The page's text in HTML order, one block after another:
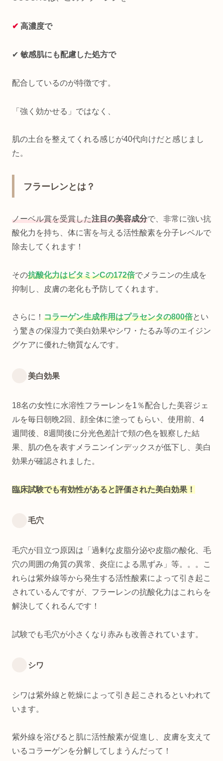
✔ 高濃度で
✔ 敏感肌にも配慮した処方で
配合しているのが特徴です。
「強く効かせる」ではなく、
肌の土台を整えてくれる感じが40代向けだと感じまし
た。
フラーレンとは？
ノーベル賞を受賞した注目の美容成分で、非常に強い抗
酸化力を持ち、体に害を与える活性酸素を分子レベルで
除去してくれます！
その抗酸化力はビタミンCの172倍でメラニンの生成を
抑制し、皮膚の老化も予防してくれます。
さらに！ コラーゲン生成作用はプラセンタの800倍とい
う驚きの保湿力で美白効果やシワ・たるみ等のエイジン
グケアに優れた物質なんです。
美白効果
18名の女性に水溶性フラーレンを1％配合した美容ジェ
ルを毎日朝晩2回、顔全体に塗ってもらい、使用前、4
週間後、8週間後に分光色差計で頬の色を観察した結
果、肌の色を表すメラニンインデックスが低下し、美白
効果が確認されました。
臨床試験でも有効性があると評価された美白効果！
毛穴
毛穴が目立つ原因は「過剰な皮脂分泌や皮脂の酸化、毛
穴の周囲の角質の異常、炎症による黒ずみ」等。。。こ
れらは紫外線等から発生する活性酸素によって引き起こ
されているんですが、フラーレンの抗酸化力はこれらを
解決してくれるんです！
試験でも毛穴が小さくなり赤みも改善されています。
シワ
シワは紫外線と乾燥によって引き起こされるといわれて
います。
紫外線を浴びると肌に活性酸素が促進し、皮膚を支えて
いるコラーゲンを分解してしまうんだって！